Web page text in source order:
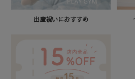
出産祝いにおすすめ